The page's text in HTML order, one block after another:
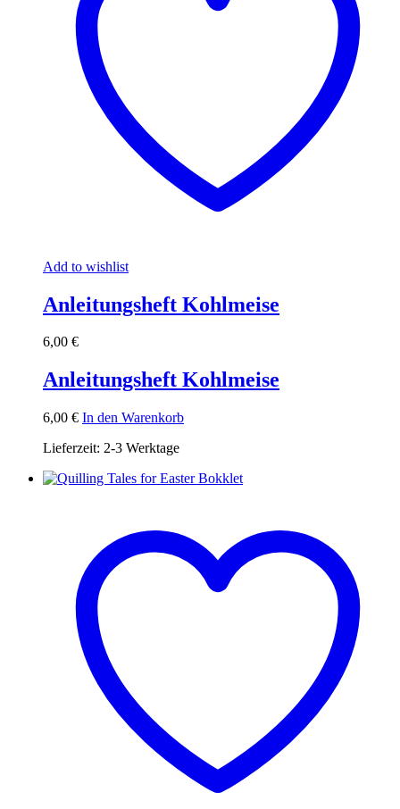
Add to wishlist
Anleitungsheft Kohlmeise
6,00 €
Anleitungsheft Kohlmeise
6,00 € In den Warenkorb
Lieferzeit: 2-3 Werktage